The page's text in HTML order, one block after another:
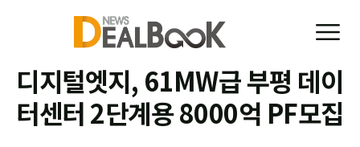
디지털엣지, 61MW급 부평 데이
터센터 2단계용 8000억 PF모집